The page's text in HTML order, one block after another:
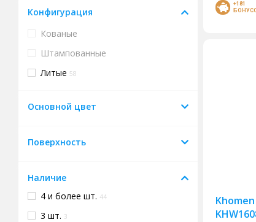
Конфигурация
Кованые
Штампованные
Литые 58
Основной цвет
Поверхность
Наличие
4 и более шт. 44
3 шт. 3
+181